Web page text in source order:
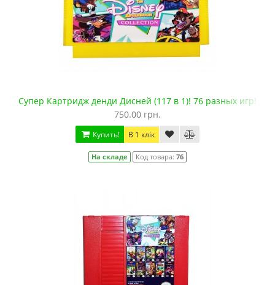
Супер Картридж денди Дисней (117 в 1)! 76 разных игр!
750.00 грн.
Купить! В 1 клік
На складе Код товара: 76